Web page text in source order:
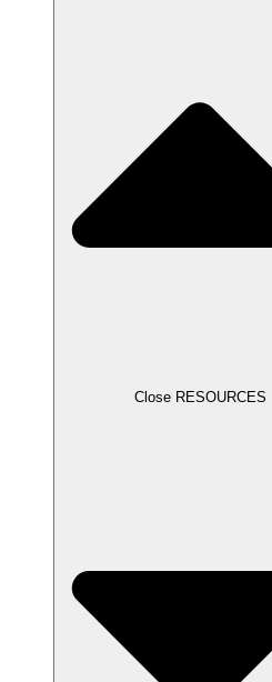
Close RESOURCES